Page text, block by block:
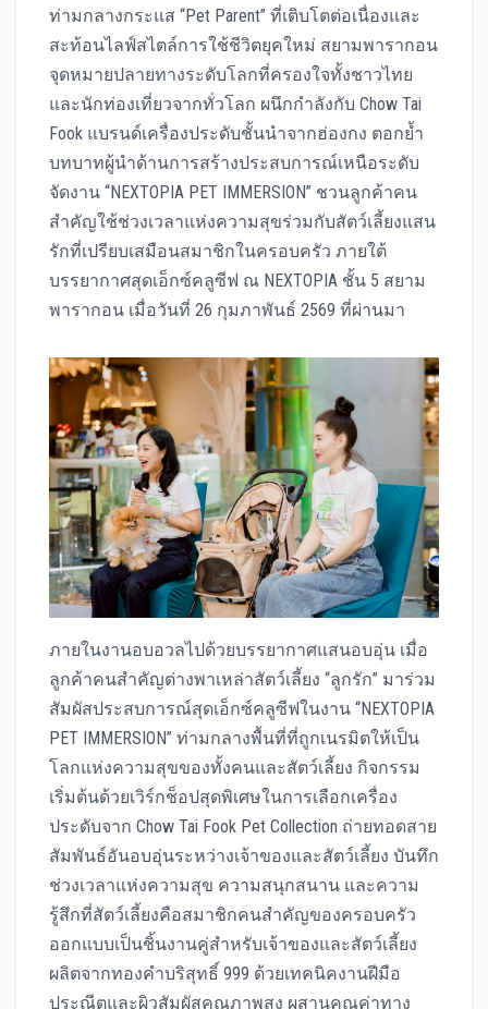
ท่ามกลางกระแส “Pet Parent” ที่เติบโตต่อเนื่องและ
สะท้อนไลฟ์สไตล์การใช้ชีวิตยุคใหม่ สยามพารากอน
จุดหมายปลายทางระดับโลกที่ครองใจทั้งชาวไทย
และนักท่องเที่ยวจากทั่วโลก ผนึกกำลังกับ Chow Tai
Fook แบรนด์เครื่องประดับชั้นนำจากฮ่องกง ตอกย้ำ
บทบาทผู้นำด้านการสร้างประสบการณ์เหนือระดับ
จัดงาน “NEXTOPIA PET IMMERSION” ชวนลูกค้าคน
สำคัญใช้ช่วงเวลาแห่งความสุขร่วมกับสัตว์เลี้ยงแสน
รักที่เปรียบเสมือนสมาชิกในครอบครัว ภายใต้
บรรยากาศสุดเอ็กซ์คลูซีฟ ณ NEXTOPIA ชั้น 5 สยาม
พารากอน เมื่อวันที่ 26 กุมภาพันธ์ 2569 ที่ผ่านมา
ภายในงานอบอวลไปด้วยบรรยากาศแสนอบอุ่น เมื่อ
ลูกค้าคนสำคัญต่างพาเหล่าสัตว์เลี้ยง “ลูกรัก” มาร่วม
สัมผัสประสบการณ์สุดเอ็กซ์คลูซีฟในงาน “NEXTOPIA
PET IMMERSION” ท่ามกลางพื้นที่ที่ถูกเนรมิตให้เป็น
โลกแห่งความสุขของทั้งคนและสัตว์เลี้ยง กิจกรรม
เริ่มต้นด้วยเวิร์กช็อปสุดพิเศษในการเลือกเครื่อง
ประดับจาก Chow Tai Fook Pet Collection ถ่ายทอดสาย
สัมพันธ์อันอบอุ่นระหว่างเจ้าของและสัตว์เลี้ยง บันทึก
ช่วงเวลาแห่งความสุข ความสนุกสนาน และความ
รู้สึกที่สัตว์เลี้ยงคือสมาชิกคนสำคัญของครอบครัว
ออกแบบเป็นชิ้นงานคู่สำหรับเจ้าของและสัตว์เลี้ยง
ผลิตจากทองคำบริสุทธิ์ 999 ด้วยเทคนิคงานฝีมือ
ประณีตและผิวสัมผัสคุณภาพสูง ผสานคุณค่าทาง